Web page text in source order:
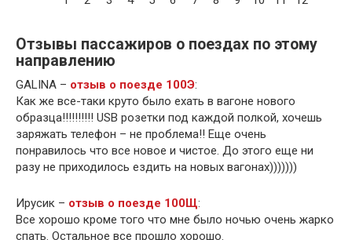
Отзывы пассажиров о поездах по этому
направлению
GALINA – отзыв о поезде 100Э:
Как же все-таки круто было ехать в вагоне нового
образца!!!!!!!!!! USB розетки под каждой полкой, хочешь
заряжать телефон – не проблема!! Еще очень
понравилось что все новое и чистое. До этого еще ни
разу не приходилось ездить на новых вагонах)))))))
Ирусик – отзыв о поезде 100Щ:
Все хорошо кроме того что мне было ночью очень жарко
спать. Остальное все прошло хорошо.